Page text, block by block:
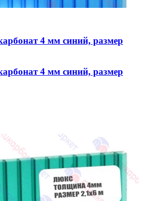
4 мм синий, размер
4 мм синий, размер